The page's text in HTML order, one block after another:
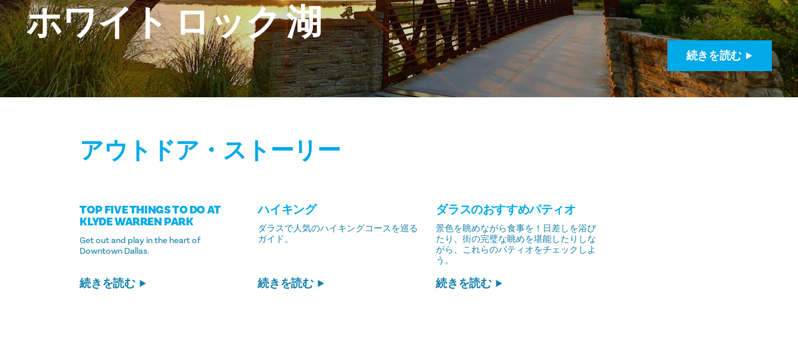
ホワイトロック湖
続きを読む
アウトドア・ストーリー
TOP FIVE THINGS TO DO AT
KLYDE WARREN PARK
Get out and play in the heart of
Downtown Dallas.
続きを読む
ハイキング
ダラスで人気のハイキングコースを巡る
ガイド。
続きを読む
ダラスのおすすめパティオ
景色を眺めながら食事を！日差しを浴び
たり、街の完璧な眺めを堪能したりしな
がら、これらのパティオをチェックしよ
う。
続きを読む